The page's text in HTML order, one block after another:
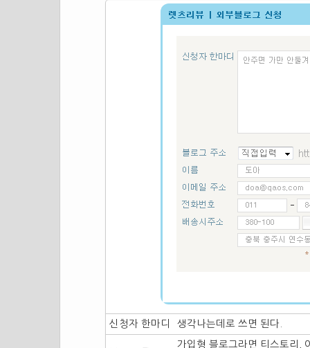
신청자 한마디 생각나는데로 쓰면 된다.
가입형 블로그라면 티스토리,